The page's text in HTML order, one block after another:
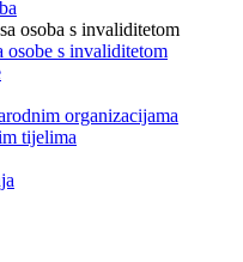
osoba s invaliditetom
osobe s invaliditetom
organizacijama
tijelima